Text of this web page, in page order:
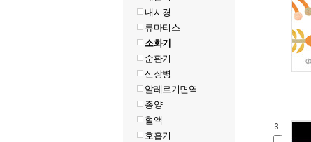
내시경
류마티스
소화기
순환기
신장병
알레르기면역
종양
혈액
호흡기
3.